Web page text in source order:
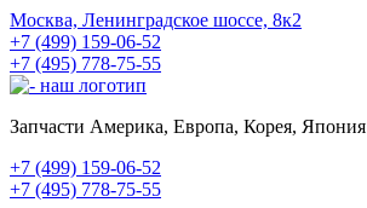
Москва, Ленинградское шоссе, 8к2
+7 (499) 159-06-52
+7 (495) 778-75-55
Запчасти Америка, Европа, Корея, Япония
+7 (499) 159-06-52
+7 (495) 778-75-55